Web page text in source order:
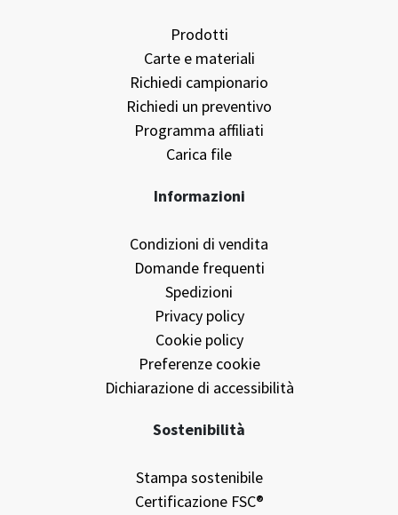
Prodotti
Carte e materiali
Richiedi campionario
Richiedi un preventivo
Programma affiliati
Carica file
Informazioni
Condizioni di vendita
Domande frequenti
Spedizioni
Privacy policy
Cookie policy
Preferenze cookie
Dichiarazione di accessibilità
Sostenibilità
Stampa sostenibile
Certificazione FSC®